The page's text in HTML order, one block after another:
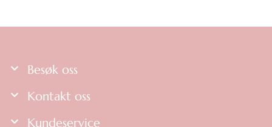
Besøk oss
Kontakt oss
Kundeservice